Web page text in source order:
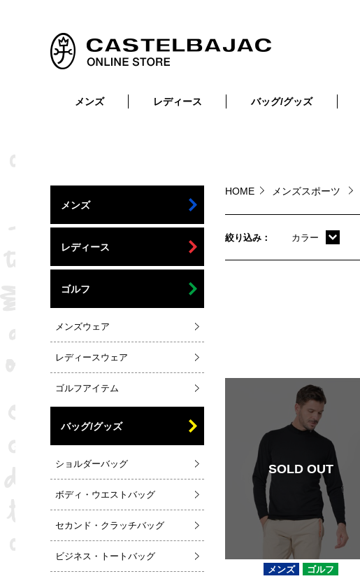
メンズ
ボトムス
バッグ
レディース
小物
バッグ
バッグ/グッズ
セカンド・クラッチバッグ
ビジネス・トートバッグ
靴
ゴルフアイテム
メンズ
レディース
ゴルフ
メンズウェア
レディースウェア
ゴルフアイテム
バッグ/グッズ
ショルダーバッグ
ボディ・ウエストバッグ
セカンド・クラッチバッグ
ビジネス・トートバッグ
HOME メンズスポーツ
絞り込み カラー
ブルー
レッド
グリーン
イエロー
グレー
パープル
ベージュ
SOLD OUT
メンズ ゴルフ